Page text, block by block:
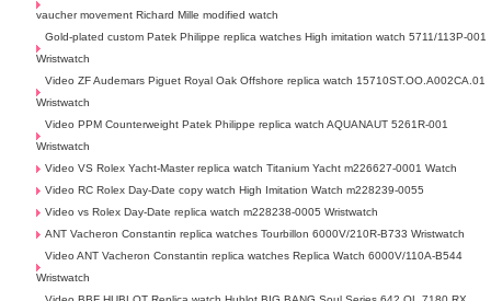
vaucher movement Richard Mille modified watch
Gold-plated custom Patek Philippe replica watches High imitation watch 5711/113P-001
Wristwatch
Video ZF Audemars Piguet Royal Oak Offshore replica watch 15710ST.OO.A002CA.01
Wristwatch
Video PPM Counterweight Patek Philippe replica watch AQUANAUT 5261R-001
Wristwatch
Video VS Rolex Yacht-Master replica watch Titanium Yacht m226627-0001 Watch
Video RC Rolex Day-Date copy watch High Imitation Watch m228239-0055
Video vs Rolex Day-Date replica watch m228238-0005 Wristwatch
ANT Vacheron Constantin replica watches Tourbillon 6000V/210R-B733 Wristwatch
Video ANT Vacheron Constantin replica watches Replica Watch 6000V/110A-B544
Wristwatch